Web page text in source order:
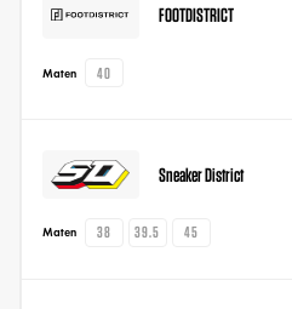
FOOTDISTRICT
Maten 40
Sneaker District
Maten 38 39.5 45